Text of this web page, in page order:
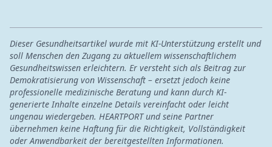
Dieser Gesundheitsartikel wurde mit KI-Unterstützung erstellt und
soll Menschen den Zugang zu aktuellem wissenschaftlichem
Gesundheitswissen erleichtern. Er versteht sich als Beitrag zur
Demokratisierung von Wissenschaft – ersetzt jedoch keine
professionelle medizinische Beratung und kann durch KI-
generierte Inhalte einzelne Details vereinfacht oder leicht
ungenau wiedergeben. HEARTPORT und seine Partner
übernehmen keine Haftung für die Richtigkeit, Vollständigkeit
oder Anwendbarkeit der bereitgestellten Informationen.